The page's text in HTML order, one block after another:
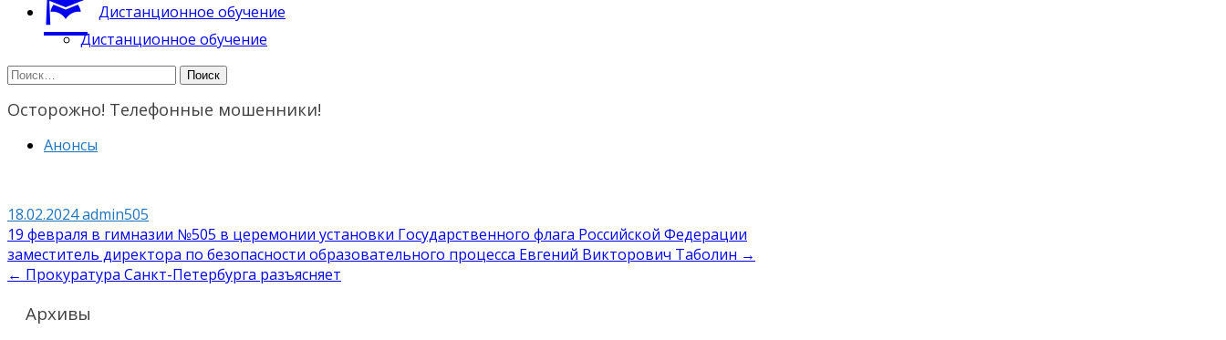
Дистанционное обучение
Дистанционное обучение
Найти:
Осторожно! Телефонные мошенники!
Анонсы
18.02.2024admin505
Навигация
по
записям
19 февраля в гимназии №505 в церемонии установки Государственного флага Российской Федерации
заместитель директора по безопасности образовательного процесса Евгений Викторович Таболин →
← Прокуратура Санкт-Петербурга разъясняет
Архивы